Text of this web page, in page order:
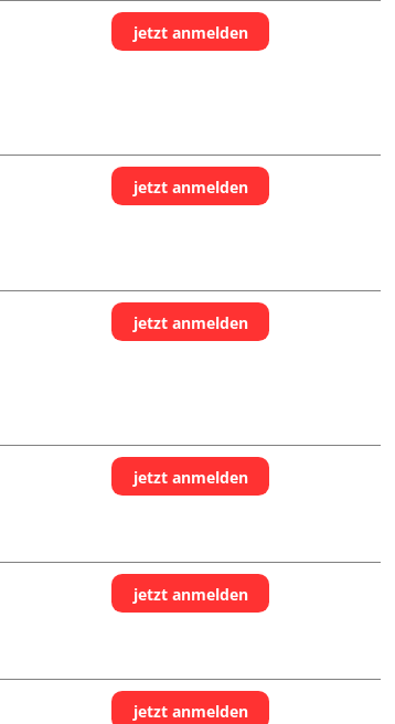
jetzt anmelden
jetzt anmelden
jetzt anmelden
jetzt anmelden
jetzt anmelden
jetzt anmelden